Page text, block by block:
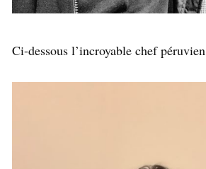
Ci-dessous l’incroyable chef péruvien